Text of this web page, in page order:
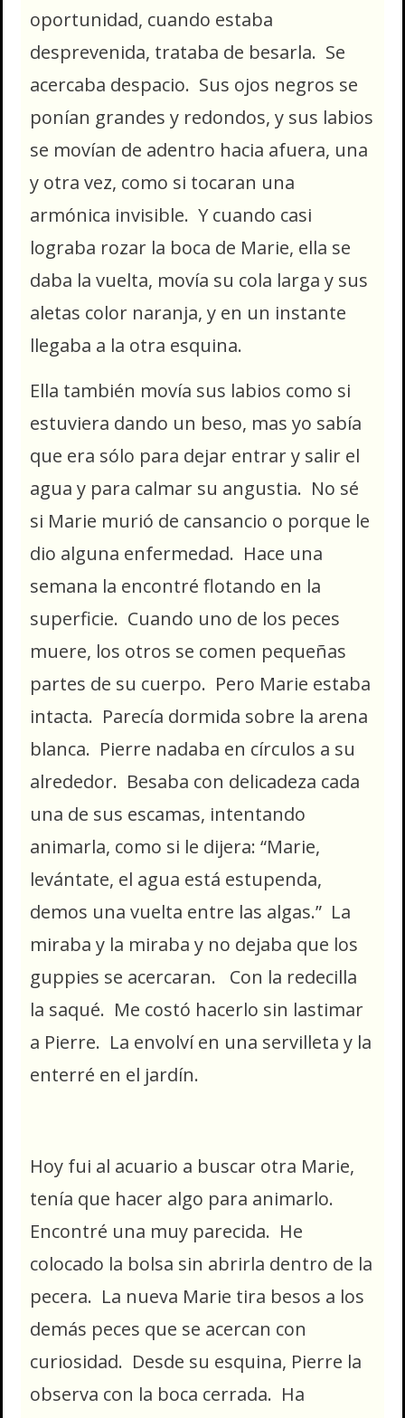
oportunidad, cuando estaba
desprevenida, trataba de besarla. Se
acercaba despacio. Sus ojos negros se
ponían grandes y redondos, y sus labios
se movían de adentro hacia afuera, una
y otra vez, como si tocaran una
armónica invisible. Y cuando casi
lograba rozar la boca de Marie, ella se
daba la vuelta, movía su cola larga y sus
aletas color naranja, y en un instante
llegaba a la otra esquina.
Ella también movía sus labios como si
estuviera dando un beso, mas yo sabía
que era sólo para dejar entrar y salir el
agua y para calmar su angustia. No sé
si Marie murió de cansancio o porque le
dio alguna enfermedad. Hace una
semana la encontré flotando en la
superficie. Cuando uno de los peces
muere, los otros se comen pequeñas
partes de su cuerpo. Pero Marie estaba
intacta. Parecía dormida sobre la arena
blanca. Pierre nadaba en círculos a su
alrededor. Besaba con delicadeza cada
una de sus escamas, intentando
animarla, como si le dijera: “Marie,
levántate, el agua está estupenda,
demos una vuelta entre las algas.” La
miraba y la miraba y no dejaba que los
guppies se acercaran. Con la redecilla
la saqué. Me costó hacerlo sin lastimar
a Pierre. La envolví en una servilleta y la
enterré en el jardín.
Hoy fui al acuario a buscar otra Marie,
tenía que hacer algo para animarlo.
Encontré una muy parecida. He
colocado la bolsa sin abrirla dentro de la
pecera. La nueva Marie tira besos a los
demás peces que se acercan con
curiosidad. Desde su esquina, Pierre la
observa con la boca cerrada. Ha